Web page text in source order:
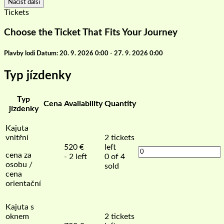
Načíst další
Tickets
Choose the Ticket That Fits Your Journey
Plavby lodi Datum: 20. 9. 2026 0:00 - 27. 9. 2026 0:00
Typ jízdenky
Typ
jízdenky
Cena Availability Quantity
Kajuta
vnitřní
cena za
osobu /
cena
orientační
520 €
- 2 left
2 tickets
left
0 of 4
sold
Kajuta s
oknem
2 tickets